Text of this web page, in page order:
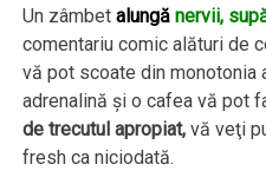
Un zâmbetalungă nervii,
comentariu comic alături de
vă pot scoate din monotonia
adrenalină şi o cafea vă pot
de trecutul apropiat, vă veţi
fresh ca niciodată.